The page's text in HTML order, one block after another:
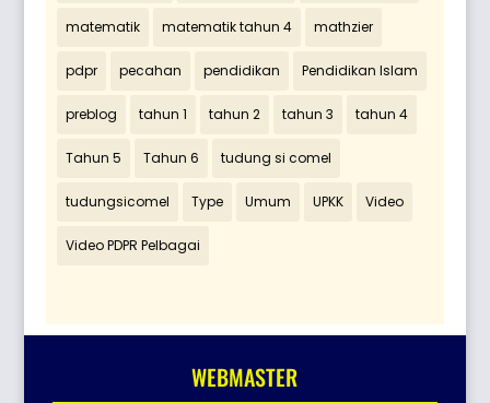
matematik matematik tahun 4 mathzier
pdpr pecahan pendidikan Pendidikan Islam
preblog tahun 1 tahun 2 tahun 3 tahun 4
Tahun 5 Tahun 6 tudung si comel
tudungsicomel Type Umum UPKK Video
Video PDPR Pelbagai
WEBMASTER